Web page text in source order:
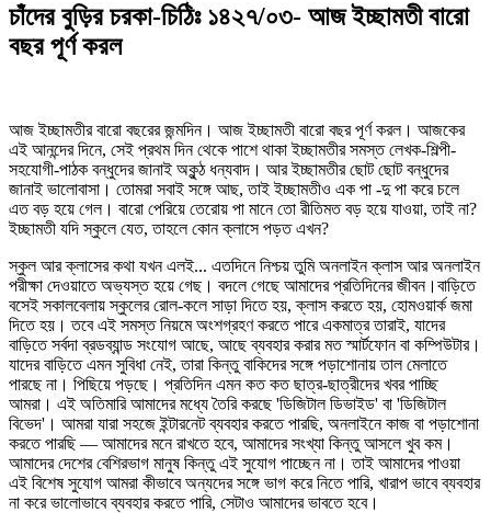
চাঁদের বুড়ির চরকা-চিঠিঃ ১৪২৭/০৩- আজ ইচ্ছামতী বারো
বছর পূর্ণ করল
আজ ইচ্ছামতীর বারো বছরের জন্মদিন। আজ ইচ্ছামতী বারো বছর পূর্ণ করল। আজকের
এই আনন্দের দিনে, সেই প্রথম দিন থেকে পাশে থাকা ইচ্ছামতীর সমস্ত লেখক-শিল্পী-
সহযোগী-পাঠক বন্ধুদের জানাই অকুন্ঠ ধন্যবাদ। আর ইচ্ছামতীর ছোট ছোট বন্ধুদের
জানাই ভালোবাসা। তোমরা সবাই সঙ্গে আছ, তাই ইচ্ছামতীও এক পা -দু পা করে চলে
এত বড় হয়ে গেল। বারো পেরিয়ে তেরোয় পা মানে তো রীতিমত বড় হয়ে যাওয়া, তাই না?
ইচ্ছামতী যদি স্কুলে যেত, তাহলে কোন ক্লাসে পড়ত এখন?
স্কুল আর ক্লাসের কথা যখন এলই... এতদিনে নিশ্চয় তুমি অনলাইন ক্লাস আর অনলাইন
পরীক্ষা দেওয়াতে অভ্যস্ত হয়ে গেছ। বদলে গেছে আমাদের প্রতিদিনের জীবন।বাড়িতে
বসেই সকালবেলায় স্কুলের রোল-কলে সাড়া দিতে হয়, ক্লাস করতে হয়, হোমওয়ার্ক জমা
দিতে হয়। তবে এই সমস্ত নিয়মে অংশগ্রহণ করতে পারে একমাত্র তারাই, যাদের
বাড়িতে সর্বদা ব্রডব্যান্ড সংযোগ আছে, আছে ব্যবহার করার মত স্মার্টফোন বা কম্পিউটার।
যাদের বাড়িতে এমন সুবিধা নেই, তারা কিন্তু বাকিদের সঙ্গে পড়াশোনায় তাল মেলাতে
পারছে না। পিছিয়ে পড়ছে। প্রতিদিন এমন কত কত ছাত্র-ছাত্রীদের খবর পাচ্ছি
আমরা। এই অতিমারি আমাদের মধ্যে তৈরি করছে 'ডিজিটাল ডিভাইড' বা 'ডিজিটাল
বিভেদ'। আমরা যারা সহজে ইন্টারনেট ব্যবহার করতে পারছি, অনলাইনে কাজ বা পড়াশোনা
করতে পারছি — আমাদের মনে রাখতে হবে, আমাদের সংখ্যা কিন্তু আসলে খুব কম।
আমাদের দেশের বেশিরভাগ মানুষ কিন্তু এই সুযোগ পাচ্ছেন না। তাই আমাদের পাওয়া
এই বিশেষ সুযোগ আমরা কীভাবে অন্যদের সঙ্গে ভাগ করে নিতে পারি, খারাপ ভাবে ব্যবহার
না করে ভালোভাবে ব্যবহার করতে পারি, সেটাও আমাদের ভাবতে হবে।